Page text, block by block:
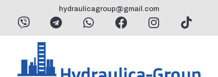
hydraulicagroup@gmail.com